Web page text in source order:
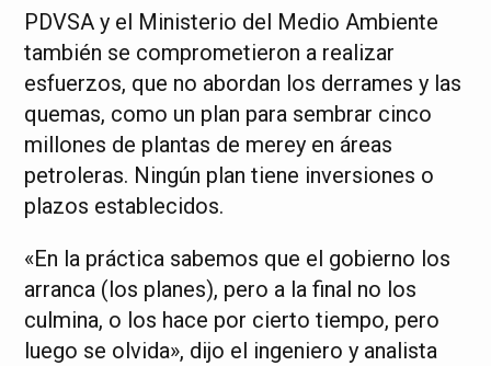
PDVSA y el Ministerio del Medio Ambiente
también se comprometieron a realizar
esfuerzos, que no abordan los derrames y las
quemas, como un plan para sembrar cinco
millones de plantas de merey en áreas
petroleras. Ningún plan tiene inversiones o
plazos establecidos.
«En la práctica sabemos que el gobierno los
arranca (los planes), pero a la final no los
culmina, o los hace por cierto tiempo, pero
luego se olvida», dijo el ingeniero y analista